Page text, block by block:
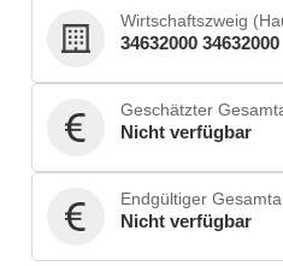
Wirtschaftszweig
34632000 34632000
Geschätzter
Nicht verfügbar
Endgültiger
Nicht verfügbar